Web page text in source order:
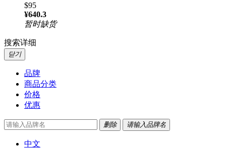
$95
¥640.3
暂时缺货
搜索详细
닫기
品牌
商品分类
价格
优惠
删除 请输入品牌名
中文